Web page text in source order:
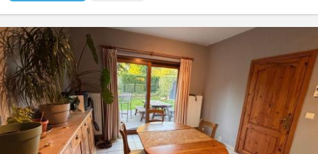
Chambre dispo dans une coloc à Louvain-la-Neuve Salut ! Une
place se libère dans une superbe colocation à Louvain-la-Neuve
à partir du 1er août. La colocation est composée de : Violette – la
trentaine, j'aime le sport, j’adore cuisiner et me plonger dans un
bon livre. Plutôt calme au...